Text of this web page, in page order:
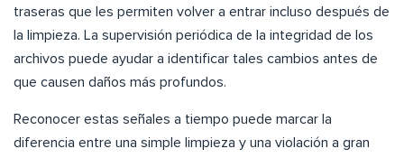
traseras que les permiten volver a entrar incluso después de
la limpieza. La supervisión periódica de la integridad de los
archivos puede ayudar a identificar tales cambios antes de
que causen daños más profundos.
Reconocer estas señales a tiempo puede marcar la
diferencia entre una simple limpieza y una violación a gran